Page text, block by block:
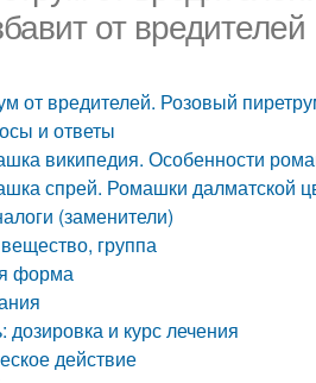
от вредителей
от вредителей. Розовый
и ответы
википедия. Особенности
спрей. Ромашки далматской
(заменители)
группа
форма
дозировка и курс лечения
действие